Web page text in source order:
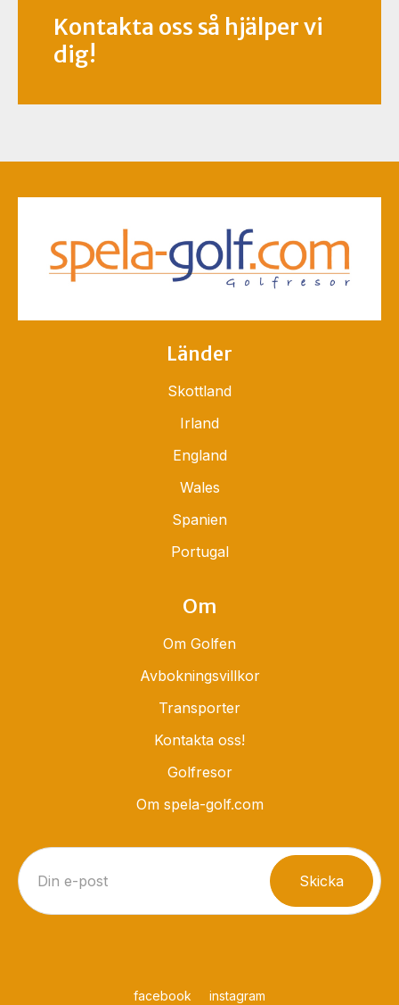
Kontakta oss så hjälper vi
dig!
Länder
Skottland
Irland
England
Wales
Spanien
Portugal
Om
Om Golfen
Avbokningsvillkor
Transporter
Kontakta oss!
Golfresor
Om spela-golf.com
facebook instagram